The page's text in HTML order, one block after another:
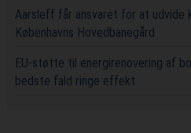
Aarsleff får ansvaret for at udvide
Københavns Hovedbanegård
EU-støtte til energirenovering af
bedste fald ringe effekt